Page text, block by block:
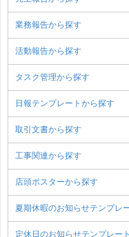
業務報告から探す
活動報告から探す
タスク管理から探す
日報テンプレートから探す
取引文書から探す
工事関連から探す
店頭ポスターから探す
夏期休暇のお知らせテンプレ
定休日のお知らせテンプレー